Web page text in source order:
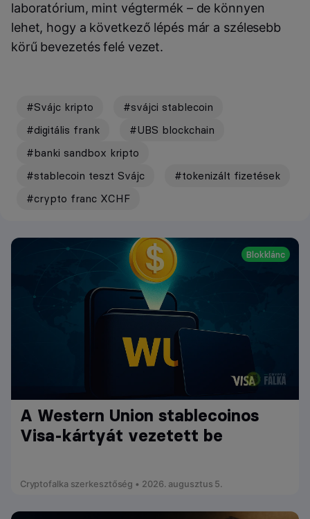
laboratórium, mint végtermék – de könnyen
lehet, hogy a következő lépés már a szélesebb
körű bevezetés felé vezet.
#Svájc kripto
#svájci stablecoin
#digitális frank
#UBS blockchain
#banki sandbox kripto
#stablecoin teszt Svájc
#tokenizált fizetések
#crypto franc XCHF
Blokklánc
A Western Union stablecoinos
Visa-kártyát vezetett be
Cryptofalka szerkesztőség • 2026. augusztus 5.